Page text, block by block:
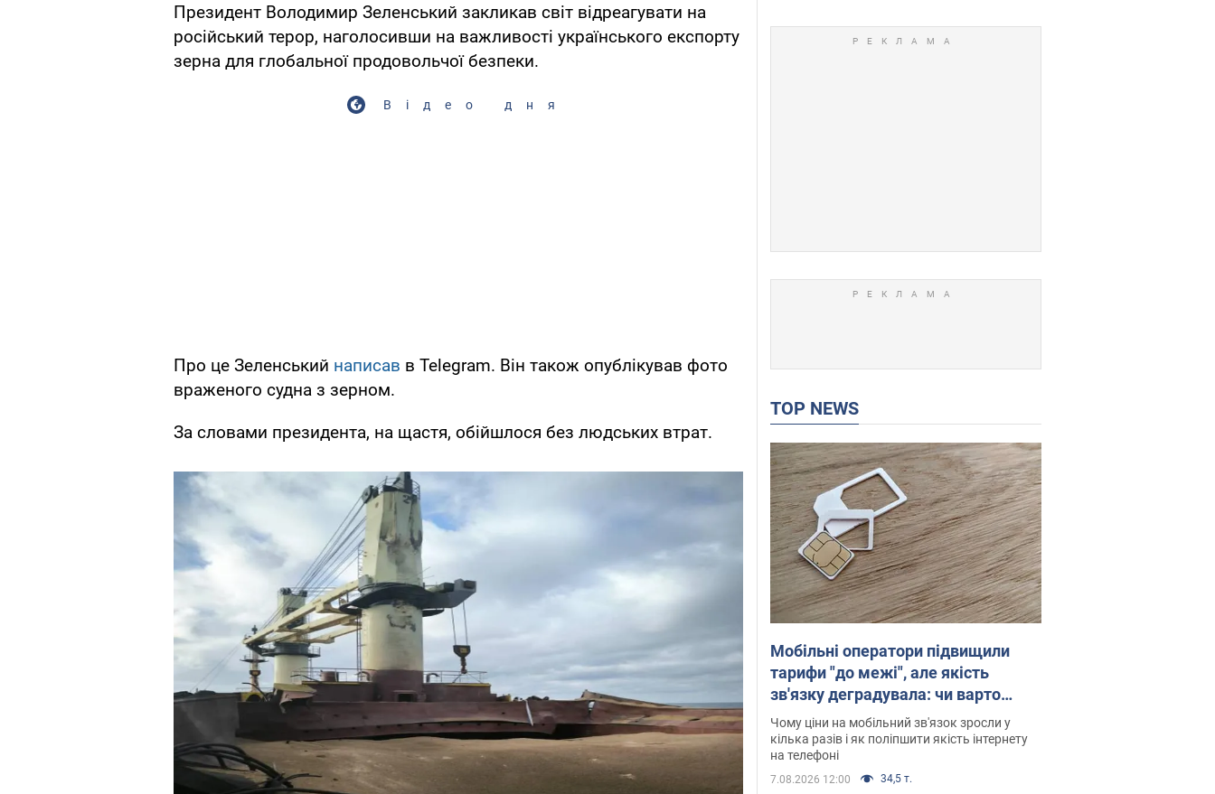
Президент Володимир Зеленський закликав світ відреагувати на
російський терор, наголосивши на важливості українського експорту
зерна для глобальної продовольчої безпеки.
Відео дня
Про це Зеленський написав в Telegram. Він також опублікував фото
враженого судна з зерном.
За словами президента, на щастя, обійшлося без людських втрат.
TOP NEWS
Мобільні оператори підвищили
тарифи "до межі", але якість
зв'язку деградувала: чи варто
скаржитись на ціни
Чому ціни на мобільний зв'язок зросли у
кілька разів і як поліпшити якість інтернету
на телефоні
7.08.2026 12:00 34,5 т.